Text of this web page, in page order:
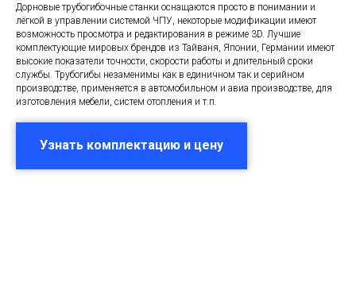
Дорновые трубогибочные станки оснащаются просто в понимании и
лёгкой в управлении системой ЧПУ, некоторые модификации имеют
возможность просмотра и редактирования в режиме 3D. Лучшие
комплектующие мировых брендов из Тайваня, Японии, Германии имеют
высокие показатели точности, скорости работы и длительный сроки
службы. Трубогибы незаменимы как в единичном так и серийном
производстве, применяется в автомобильном и авиа производстве, для
изготовления мебели, систем отопления и т.п.
Узнать комплектацию и цену